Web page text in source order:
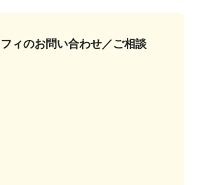
ィのお問い合わせ／ご相談